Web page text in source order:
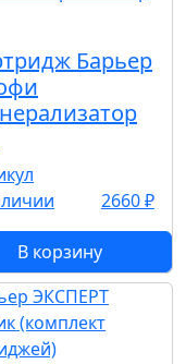
Барьер
2660 ₽
В корзину